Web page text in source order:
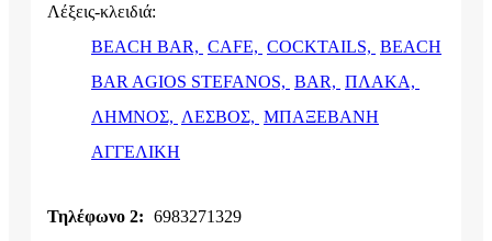
Λέξεις-κλειδιά:
BEACH BAR, CAFE, COCKTAILS, BEACH
BAR AGIOS STEFANOS, BAR, ΠΛΑΚΑ,
ΛΗΜΝΟΣ, ΛΕΣΒΟΣ, ΜΠΑΞΕΒΑΝΗ
ΑΓΓΕΛΙΚΗ
Τηλέφωνο 2: 6983271329